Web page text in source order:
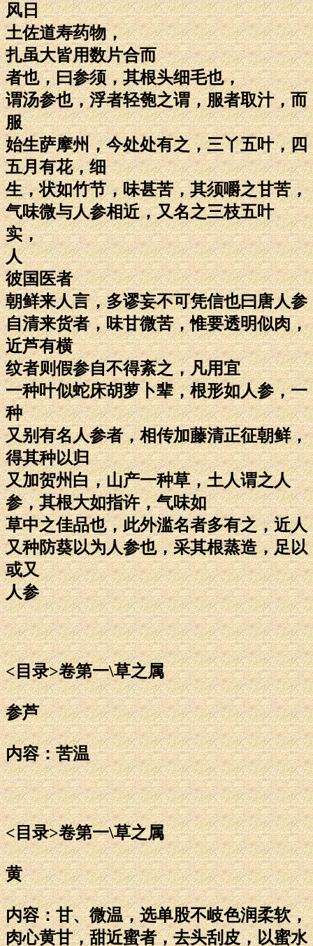
风日
土佐道寿药物，
扎虽大皆用数片合而
者也，曰参须，其根头细毛也，
谓汤参也，浮者轻匏之谓，服者取汁，而
服
始生萨摩州，今处处有之，三丫五叶，四
五月有花，细
生，状如竹节，味甚苦，其须嚼之甘苦，
气味微与人参相近，又名之三枝五叶
实，
人
彼国医者
朝鲜来人言，多谬妄不可凭信也曰唐人参
自清来货者，味甘微苦，惟要透明似肉，
近芦有横
纹者则假参自不得紊之，凡用宜
一种叶似蛇床胡萝卜辈，根形如人参，一
种
又别有名人参者，相传加藤清正征朝鲜，
得其种以归
又加贺州白，山产一种草，土人谓之人
参，其根大如指许，气味如
草中之佳品也，此外滥名者多有之，近人
又种防葵以为人参也，采其根蒸造，足以
或又
人参
<目录>卷第一\草之属
参芦
内容：苦温
<目录>卷第一\草之属
黄
内容：甘、微温，选单股不岐色润柔软，
肉心黄甘，甜近蜜者，去头刮皮，以蜜水